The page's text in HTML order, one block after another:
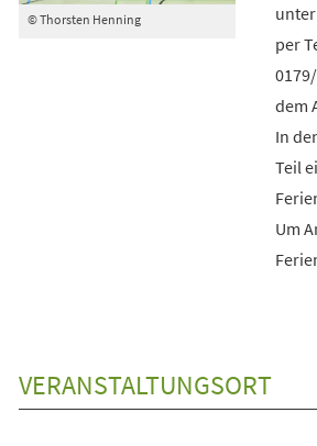
© Thorsten Henning
per
dem
In
Teil
Um
VERANSTALTUNGSORT